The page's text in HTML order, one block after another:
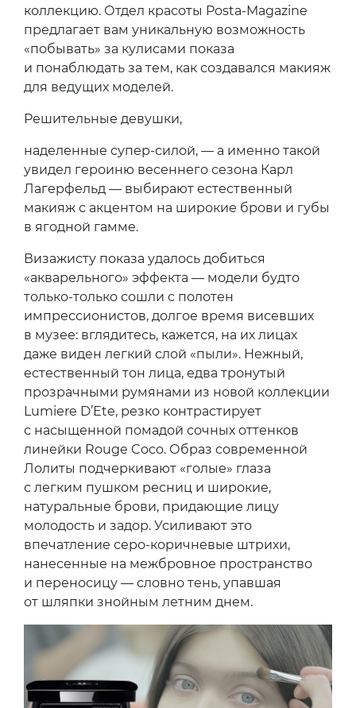
коллекцию. Отдел красоты Posta-Magazine
предлагает вам уникальную возможность
«побывать» за кулисами показа
и понаблюдать за тем, как создавался макияж
для ведущих моделей.
Решительные девушки,
наделенные супер-силой, — а именно такой
увидел героиню весеннего сезона Карл
Лагерфельд — выбирают естественный
макияж с акцентом на широкие брови и губы
в ягодной гамме.
Визажисту показа удалось добиться
«акварельного» эффекта — модели будто
только-только сошли с полотен
импрессионистов, долгое время висевших
в музее: вглядитесь, кажется, на их лицах
даже виден легкий слой «пыли». Нежный,
естественный тон лица, едва тронутый
прозрачными румянами из новой коллекции
Lumiere D’Ete, резко контрастирует
с насыщенной помадой сочных оттенков
линейки Rouge Coco. Образ современной
Лолиты подчеркивают «голые» глаза
с легким пушком ресниц и широкие,
натуральные брови, придающие лицу
молодость и задор. Усиливают это
впечатление серо-коричневые штрихи,
нанесенные на межбровное пространство
и переносицу — словно тень, упавшая
от шляпки знойным летним днем.